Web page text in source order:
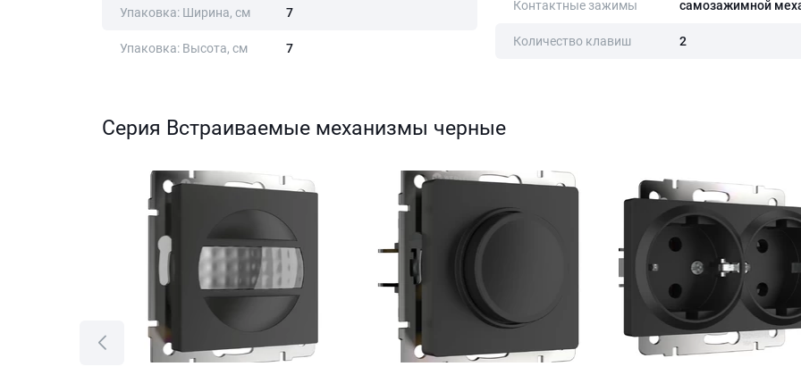
Упаковка: Ширина, cм 7
Упаковка: Высота, cм 7
Контактные зажимы самозажимной
Количество клавиш 2
Серия Встраиваемые механизмы черные